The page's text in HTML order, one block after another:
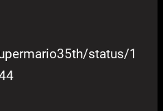
status/1